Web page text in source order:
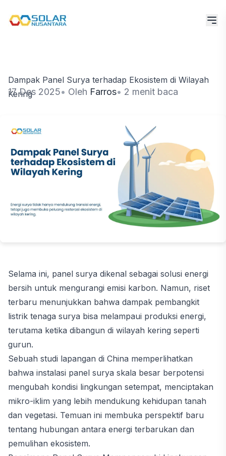
Dampak Panel Surya terhadap Ekosistem di Wilayah
Kering
17 Des 2025• Oleh Farros• 2 menit baca
Selama ini, panel surya dikenal sebagai solusi energi
bersih untuk mengurangi emisi karbon. Namun, riset
terbaru menunjukkan bahwa dampak pembangkit
listrik tenaga surya bisa melampaui produksi energi,
terutama ketika dibangun di wilayah kering seperti
gurun.
Sebuah studi lapangan di China memperlihatkan
bahwa instalasi panel surya skala besar berpotensi
mengubah kondisi lingkungan setempat, menciptakan
mikro-iklim yang lebih mendukung kehidupan tanah
dan vegetasi. Temuan ini membuka perspektif baru
tentang hubungan antara energi terbarukan dan
pemulihan ekosistem.